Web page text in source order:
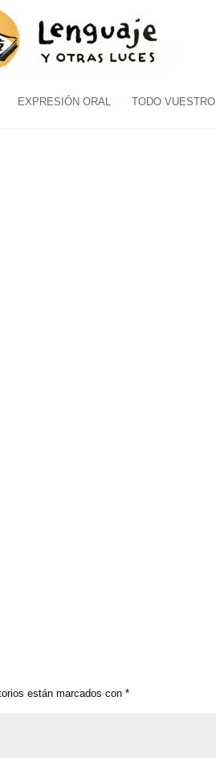
EXPRESIÓN ORAL TODO VUESTRO
están marcados con*